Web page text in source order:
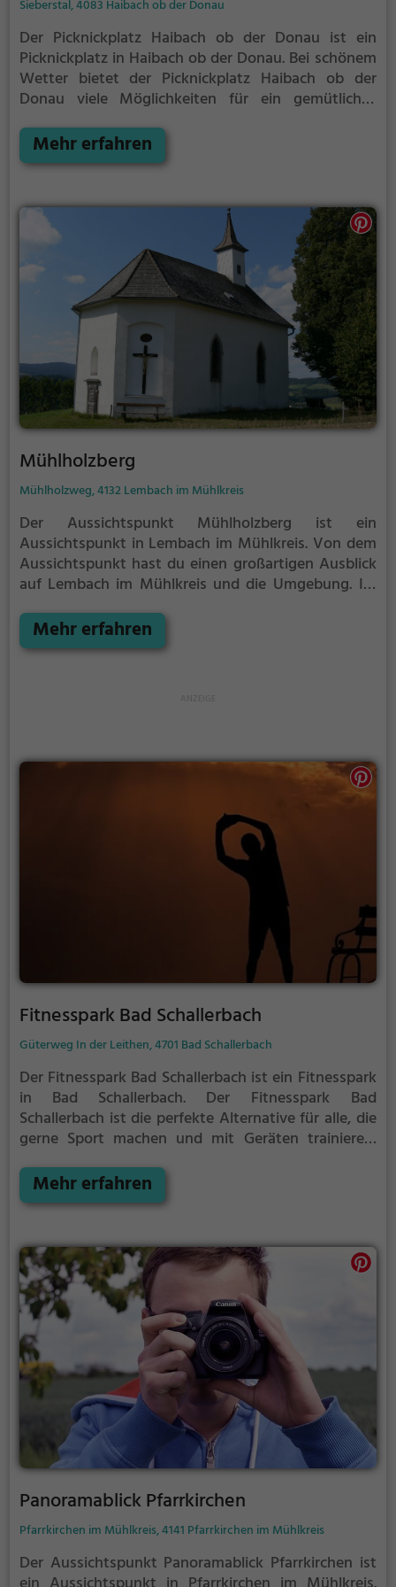
Sieberstal, 4083 Haibach ob der Donau
Der Picknickplatz Haibach ob der Donau ist ein
Picknickplatz in Haibach ob der Donau. Bei schönem
Wetter bietet der Picknickplatz Haibach ob der
Donau viele Möglichkeiten für ein gemütliches
Tagesausflug oder als kurze Pause zwischendurch,
der Picknickplatz Haibach ob der Donau ist der
ein leckeres Essen unter freiem Himmel zu genießen.
Mehr erfahren
Mühlholzberg
Mühlholzweg, 4132 Lembach im Mühlkreis
Der Aussichtspunkt Mühlholzberg ist ein
Aussichtspunkt in Lembach im Mühlkreis. Von dem
Aussichtspunkt hast du einen großartigen Ausblick
auf Lembach im Mühlkreis und die Umgebung. Im
schönes Ausflugsziel für Familienausflüge,
Wanderungen oder zum Picknicken und lockt an
Mehr erfahren
Fitnesspark Bad Schallerbach
Güterweg In der Leithen, 4701 Bad Schallerbach
Der Fitnesspark Bad Schallerbach ist ein Fitnesspark
in Bad Schallerbach. Der Fitnesspark Bad
Schallerbach ist die perfekte Alternative für alle, die
gerne Sport machen und mit Geräten trainieren,
haben.
Mehr erfahren
Panoramablick Pfarrkirchen
Pfarrkirchen im Mühlkreis, 4141 Pfarrkirchen im Mühlkreis
Der Aussichtspunkt Panoramablick Pfarrkirchen ist